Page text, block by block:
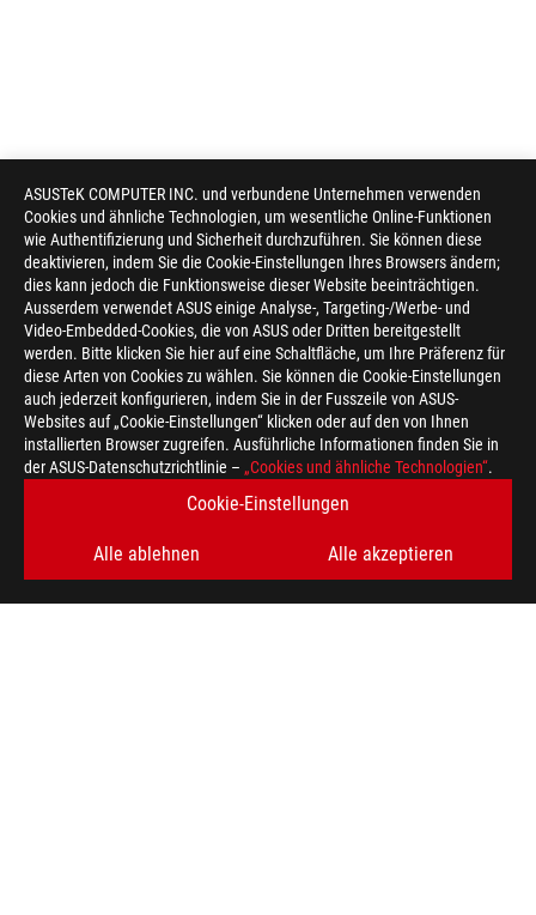
ASUSTeK COMPUTER INC. und verbundene Unternehmen verwenden
Cookies und ähnliche Technologien, um wesentliche Online-Funktionen
wie Authentifizierung und Sicherheit durchzuführen. Sie können diese
deaktivieren, indem Sie die Cookie-Einstellungen Ihres Browsers ändern;
dies kann jedoch die Funktionsweise dieser Website beeinträchtigen.
Ausserdem verwendet ASUS einige Analyse-, Targeting-/Werbe- und
Video-Embedded-Cookies, die von ASUS oder Dritten bereitgestellt
werden. Bitte klicken Sie hier auf eine Schaltfläche, um Ihre Präferenz für
diese Arten von Cookies zu wählen. Sie können die Cookie-Einstellungen
auch jederzeit konfigurieren, indem Sie in der Fusszeile von ASUS-
Websites auf „Cookie-Einstellungen“ klicken oder auf den von Ihnen
installierten Browser zugreifen. Ausführliche Informationen finden Sie in
der ASUS-Datenschutzrichtlinie – „Cookies und ähnliche Technologien“.
Cookie-Einstellungen
Alle ablehnen Alle akzeptieren